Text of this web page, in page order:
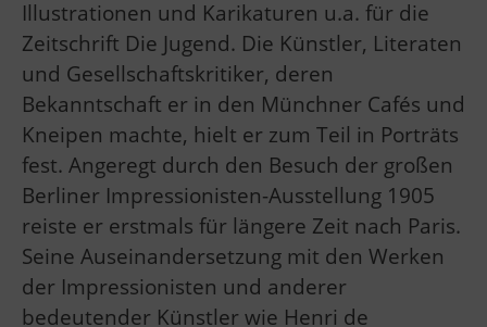
Illustrationen und Karikaturen u.a. für die
Zeitschrift Die Jugend. Die Künstler, Literaten
und Gesellschaftskritiker, deren
Bekanntschaft er in den Münchner Cafés und
Kneipen machte, hielt er zum Teil in Porträts
fest. Angeregt durch den Besuch der großen
Berliner Impressionisten-Ausstellung 1905
reiste er erstmals für längere Zeit nach Paris.
Seine Auseinandersetzung mit den Werken
der Impressionisten und anderer
bedeutender Künstler wie Henri de